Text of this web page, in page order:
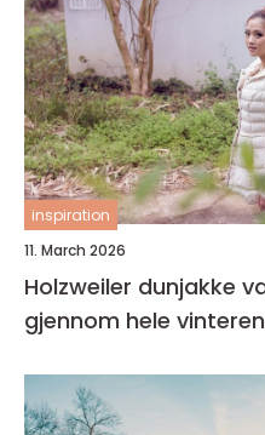
inspiration
11. March 2026
Holzweiler dunjakke varm stilfavoritt
gjennom hele vinteren